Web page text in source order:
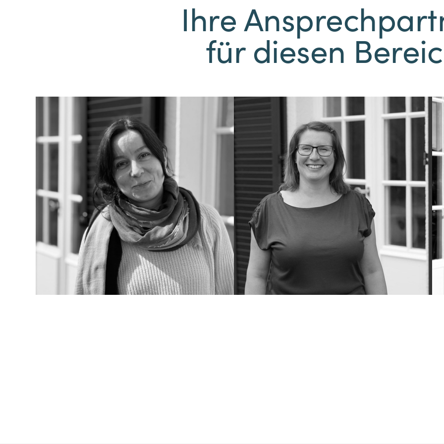
Ihre
für diesen
Jana Schiwek
Bachelor of Science (B.Sc.) Geographie
T. 05231.30821-24
Email
Melanie Gröbe
Diplom-Ingenieurin (FH) für
Bodenwissenschaften
T. 05231.30821-27